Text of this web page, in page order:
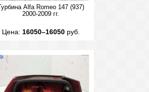
Турбина Alfa Romeo 147 (937)
2000-2009 гг.
Цена: 16050–16050руб.